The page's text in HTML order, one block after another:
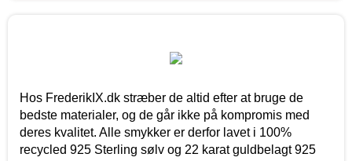
Hos FrederikIX.dk stræber de altid efter at bruge de
bedste materialer, og de går ikke på kompromis med
deres kvalitet. Alle smykker er derfor lavet i 100%
recycled 925 Sterling sølv og 22 karat guldbelagt 925